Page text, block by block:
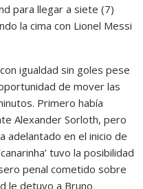
para llegar a siete (7)
la cima con Lionel Messi
igualdad sin goles pese
de mover las
Primero había
Alexander Sorloth, pero
adelantado en el inicio de
tuvo la posibilidad
penal cometido sobre
le detuvo a Bruno